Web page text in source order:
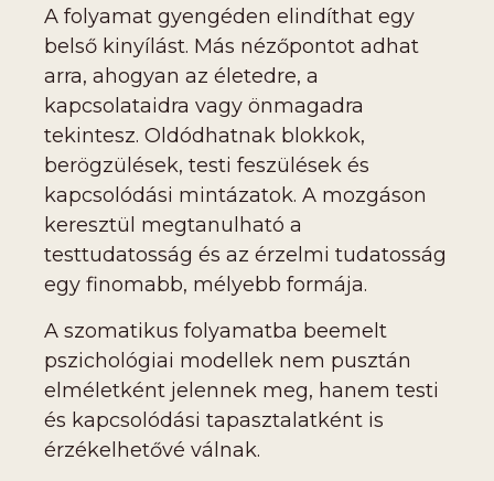
A folyamat gyengéden elindíthat egy
belső kinyílást. Más nézőpontot adhat
arra, ahogyan az életedre, a
kapcsolataidra vagy önmagadra
tekintesz. Oldódhatnak blokkok,
berögzülések, testi feszülések és
kapcsolódási mintázatok. A mozgáson
keresztül megtanulható a
testtudatosság és az érzelmi tudatosság
egy finomabb, mélyebb formája.
A szomatikus folyamatba beemelt
pszichológiai modellek nem pusztán
elméletként jelennek meg, hanem testi
és kapcsolódási tapasztalatként is
érzékelhetővé válnak.